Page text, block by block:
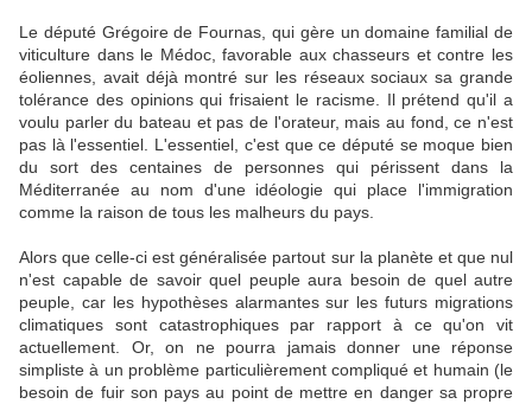
Le député Grégoire de Fournas, qui gère un domaine familial de
viticulture dans le Médoc, favorable aux chasseurs et contre les
éoliennes, avait déjà montré sur les réseaux sociaux sa grande
tolérance des opinions qui frisaient le racisme. Il prétend qu'il a
voulu parler du bateau et pas de l'orateur, mais au fond, ce n'est
pas là l'essentiel. L'essentiel, c'est que ce député se moque bien
du sort des centaines de personnes qui périssent dans la
Méditerranée au nom d'une idéologie qui place l'immigration
comme la raison de tous les malheurs du pays.
Alors que celle-ci est généralisée partout sur la planète et que nul
n'est capable de savoir quel peuple aura besoin de quel autre
peuple, car les hypothèses alarmantes sur les futurs migrations
climatiques sont catastrophiques par rapport à ce qu'on vit
actuellement. Or, on ne pourra jamais donner une réponse
simpliste à un problème particulièrement compliqué et humain (le
besoin de fuir son pays au point de mettre en danger sa propre